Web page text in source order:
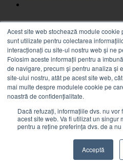
Acest site web stochează module
sunt utilizate pentru colectarea
interacționați cu site-ul nostru web și ne
Folosim aceste informații pentru a
de navigare, precum și pentru analiza și
site-ului nostru, atât pe acest site web,
mai multe despre modulele cookie pe
noastră de confidențialitate.
Dacă refuzați, informațiile dvs. nu
acest site web. Va fi utilizat un singur
pentru a reține preferința dvs. de a nu
Acceptă
Cartus cerneala Epson PRO
pentru
Disponibil pentru pre-comenzi
Cantitate Cartus cerneala
pagini, pentru